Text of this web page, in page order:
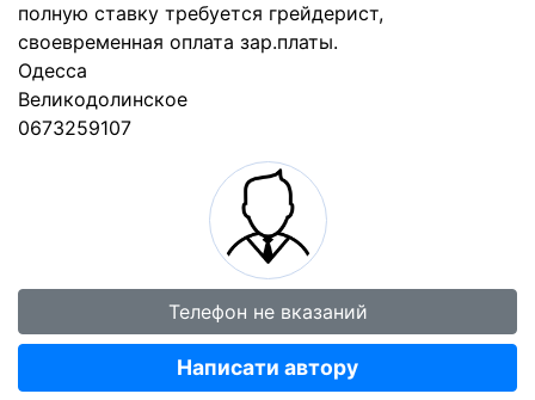
полную ставку требуется грейдерист,
своевременная оплата зар.платы.
Одесса
Великодолинское
0673259107
Телефон не вказаний
Написати автору